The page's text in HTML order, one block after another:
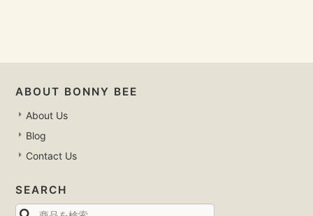
ABOUT BONNY BEE
About Us
Blog
Contact Us
SEARCH